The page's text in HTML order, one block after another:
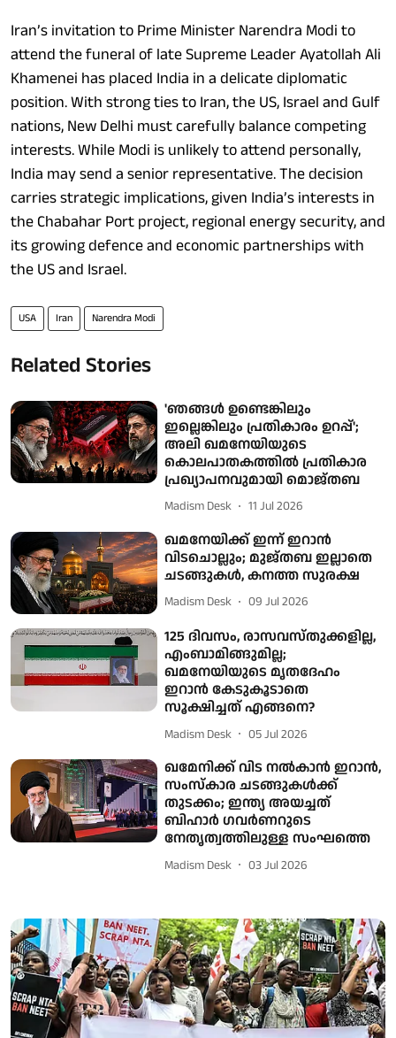
Iran’s invitation to Prime Minister Narendra Modi to
attend the funeral of late Supreme Leader Ayatollah Ali
Khamenei has placed India in a delicate diplomatic
position. With strong ties to Iran, the US, Israel and Gulf
nations, New Delhi must carefully balance competing
interests. While Modi is unlikely to attend personally,
India may send a senior representative. The decision
carries strategic implications, given India’s interests in
the Chabahar Port project, regional energy security, and
its growing defence and economic partnerships with
the US and Israel.
USA Iran Narendra Modi
Related Stories
'ഞങ്ങൾ ഉണ്ടെങ്കിലും
ഇല്ലെങ്കിലും പ്രതികാരം ഉറപ്പ്';
അലി ഖമനേയിയുടെ
കൊലപാതകത്തിൽ പ്രതികാര
പ്രഖ്യാപനവുമായി മൊജ്തബ
Madism Desk 11 Jul 2026
ഖമനേയിക്ക് ഇന്ന് ഇറാൻ
വിടചൊല്ലും; മുജ്തബ ഇല്ലാതെ
ചടങ്ങുകൾ, കനത്ത സുരക്ഷ
Madism Desk 09 Jul 2026
125 ദിവസം, രാസവസ്തുക്കളില്ല,
എംബാമിങ്ങുമില്ല;
ഖമനേയിയുടെ മൃതദേഹം
ഇറാൻ കേടുകൂടാതെ
സൂക്ഷിച്ചത് എങ്ങനെ?
Madism Desk 05 Jul 2026
ഖമേനിക്ക് വിട നൽകാൻ ഇറാൻ,
സംസ്കാര ചടങ്ങുകൾക്ക്
തുടക്കം; ഇന്ത്യ അയച്ചത്
ബിഹാർ ഗവർണറുടെ
നേതൃത്വത്തിലുള്ള സംഘത്തെ
Madism Desk 03 Jul 2026